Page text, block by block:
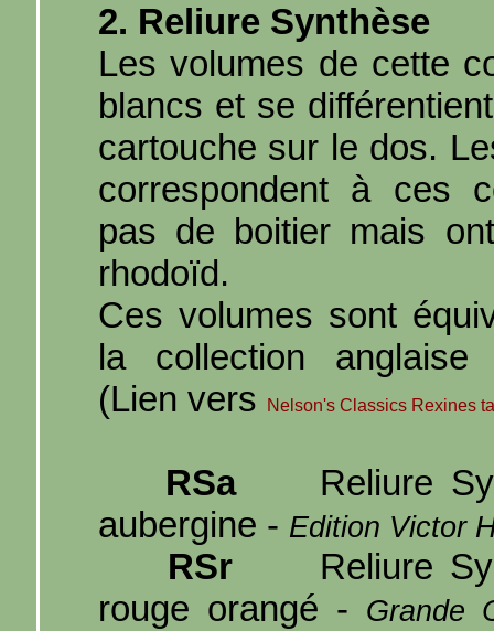
2. Reliure Synthèse
Les volumes de cette
blancs et se
cartouche sur le dos.
correspondent à ces
pas de boitier mais
rhodoïd.
Ces volumes sont
la collection anglaise
(Lien vers
Nelson's Classics Rexines
RSa
Reliure
aubergine - Edition Victor
RSr
Reliure
rouge orangé - Grande